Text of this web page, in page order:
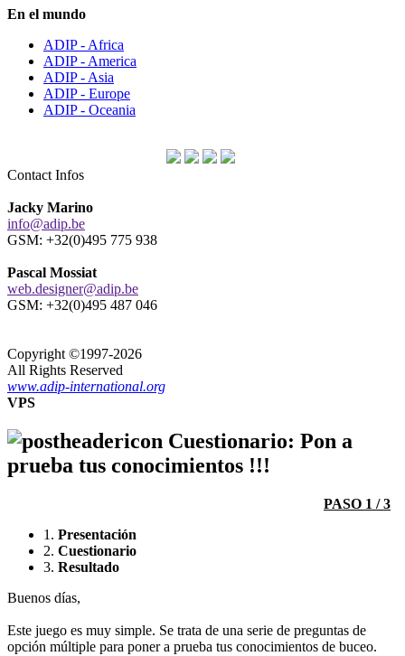
En el mundo
ADIP - Africa
ADIP - America
ADIP - Asia
ADIP - Europe
ADIP - Oceania
Contact Infos
Jacky Marino
info@adip.be
GSM: +32(0)495 775 938
Pascal Mossiat
web.designer@adip.be
GSM: +32(0)495 487 046
Copyright ©1997-2026
All Rights Reserved
www.adip-international.org
VPS
Cuestionario: Pon a
prueba tus conocimientos !!!
PASO 1 / 3
1. Presentación
2. Cuestionario
3. Resultado
Buenos días,
Este juego es muy simple. Se trata de una serie de preguntas de
opción múltiple para poner a prueba tus conocimientos de buceo.